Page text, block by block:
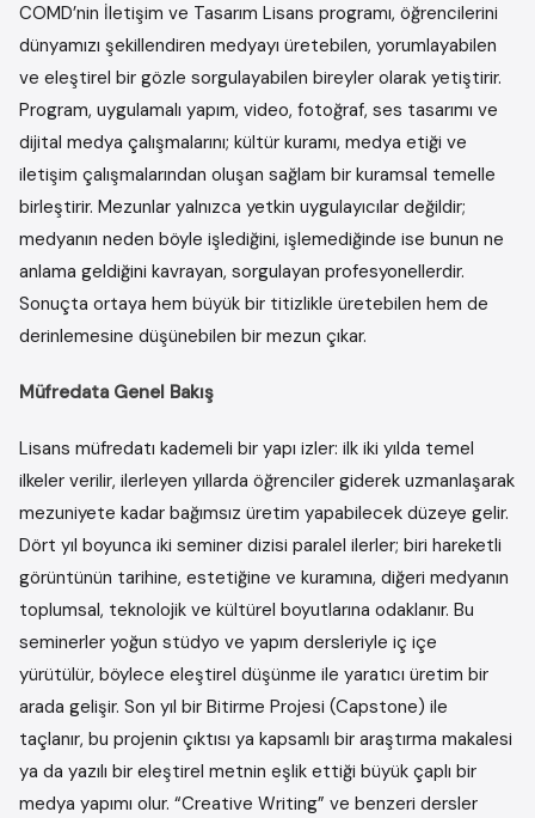
COMD’nin İletişim ve Tasarım Lisans programı, öğrencilerini
dünyamızı şekillendiren medyayı üretebilen, yorumlayabilen
ve eleştirel bir gözle sorgulayabilen bireyler olarak yetiştirir.
Program, uygulamalı yapım, video, fotoğraf, ses tasarımı ve
dijital medya çalışmalarını; kültür kuramı, medya etiği ve
iletişim çalışmalarından oluşan sağlam bir kuramsal temelle
birleştirir. Mezunlar yalnızca yetkin uygulayıcılar değildir;
medyanın neden böyle işlediğini, işlemediğinde ise bunun ne
anlama geldiğini kavrayan, sorgulayan profesyonellerdir.
Sonuçta ortaya hem büyük bir titizlikle üretebilen hem de
derinlemesine düşünebilen bir mezun çıkar.
Müfredata Genel Bakış
Lisans müfredatı kademeli bir yapı izler: ilk iki yılda temel
ilkeler verilir, ilerleyen yıllarda öğrenciler giderek uzmanlaşarak
mezuniyete kadar bağımsız üretim yapabilecek düzeye gelir.
Dört yıl boyunca iki seminer dizisi paralel ilerler; biri hareketli
görüntünün tarihine, estetiğine ve kuramına, diğeri medyanın
toplumsal, teknolojik ve kültürel boyutlarına odaklanır. Bu
seminerler yoğun stüdyo ve yapım dersleriyle iç içe
yürütülür, böylece eleştirel düşünme ile yaratıcı üretim bir
arada gelişir. Son yıl bir Bitirme Projesi (Capstone) ile
taçlanır, bu projenin çıktısı ya kapsamlı bir araştırma makalesi
ya da yazılı bir eleştirel metnin eşlik ettiği büyük çaplı bir
medya yapımı olur. “Creative Writing” ve benzeri dersler